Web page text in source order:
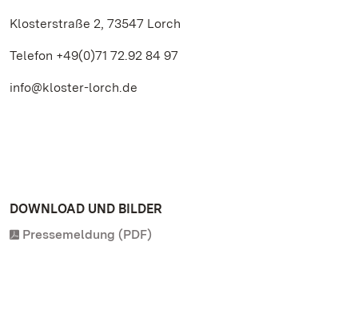
Klosterstraße 2, 73547 Lorch
Telefon +49(0)71 72.92 84 97
info@kloster-lorch.de
DOWNLOAD UND BILDER
Pressemeldung (PDF)